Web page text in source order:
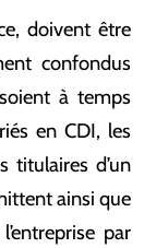
doivent être
confondus
à temps
en CDI, les
titulaires d’un
ainsi que
par